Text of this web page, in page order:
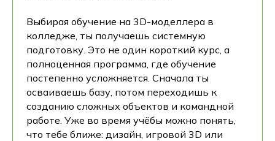
Выбирая обучение на 3D-моделлера в
колледже, ты получаешь системную
подготовку. Это не один короткий курс, а
полноценная программа, где обучение
постепенно усложняется. Сначала ты
осваиваешь базу, потом переходишь к
созданию сложных объектов и командной
работе. Уже во время учёбы можно понять,
что тебе ближе: дизайн, игровой 3D или